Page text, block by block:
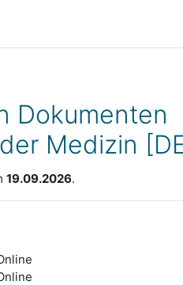
Dokumenten
Medizin
19.09.2026.